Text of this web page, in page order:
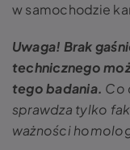
w samochodzie
Uwaga! Brak
technicznego
tego badania. Co
sprawdza tylko
ważności